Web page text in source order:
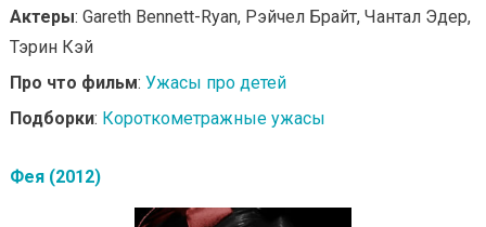
Актеры: Gareth Bennett-Ryan, Рэйчел Брайт, Чантал Эдер,
Тэрин Кэй
Про что фильм: Ужасы про детей
Подборки: Короткометражные ужасы
Фея (2012)